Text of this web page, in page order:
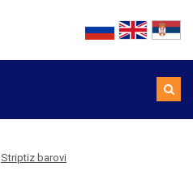
Striptiz barovi